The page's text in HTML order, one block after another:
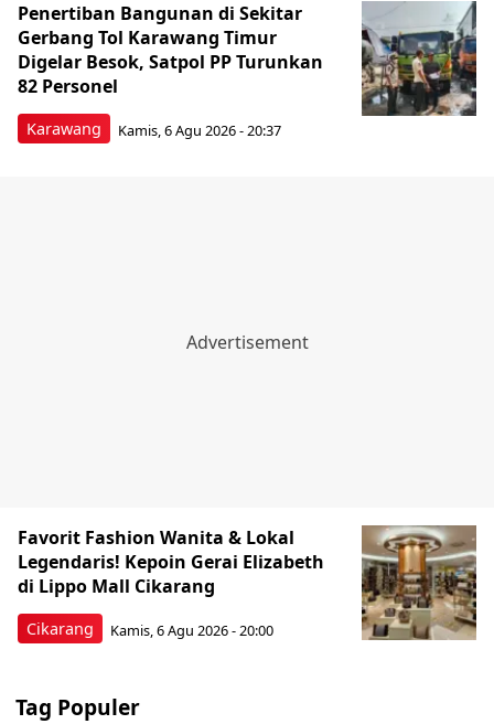
Karawang
Penertiban Bangunan di Sekitar
Gerbang Tol Karawang Timur
Digelar Besok, Satpol PP Turunkan
82 Personel
Kamis, 6 Agu 2026 - 20:37
Cikarang
Favorit Fashion Wanita & Lokal
Legendaris! Kepoin Gerai Elizabeth
di Lippo Mall Cikarang
Kamis, 6 Agu 2026 - 20:00
Tag Populer